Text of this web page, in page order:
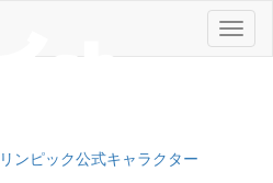
メ
ニ
ンピック公式キャラクター